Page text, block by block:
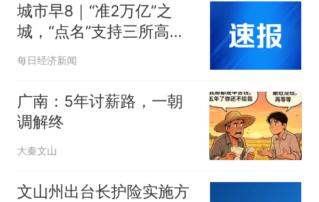
城市早8｜“准2万亿”之
城，“点名”支持三所高
校；湘桂两省紧抓制造龙
水利枢纽工程获批
每日经济新闻
广南：5年讨薪路，一朝
调解终
大秦文山
文山州出台长护险实施方